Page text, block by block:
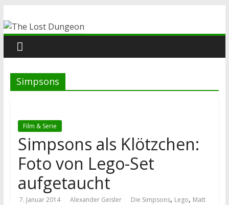
Inhalt
springen
The
Lost
Dungeon
Simpsons
Film & Serie
Simpsons als Klötzchen:
Foto von Lego-Set
aufgetaucht
7. Januar 2014 Alexander Geisler Die Simpsons, Lego, Matt